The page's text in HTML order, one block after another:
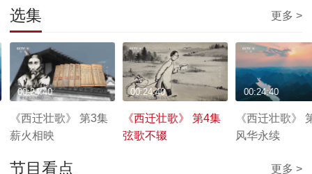
选集 更多 >
《西迁壮歌》 第3集
薪火相映
00:24:40
《西迁壮歌》 第4集
弦歌不辍
00:24:40
《西迁壮歌》
风华永续
00:24:40
节目看点 更多 >